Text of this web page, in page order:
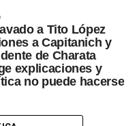
a Tito López
a Capitanich y
de Charata
explicaciones y
no puede hacerse